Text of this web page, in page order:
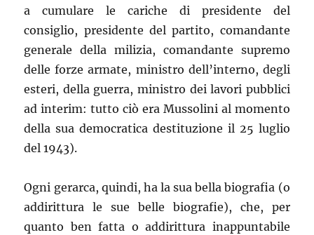
a cumulare le cariche di presidente del
consiglio, presidente del partito, comandante
generale della milizia, comandante supremo
delle forze armate, ministro dell’interno, degli
esteri, della guerra, ministro dei lavori pubblici
ad interim: tutto ciò era Mussolini al momento
della sua democratica destituzione il 25 luglio
del 1943).
Ogni gerarca, quindi, ha la sua bella biografia (o
addirittura le sue belle biografie), che, per
quanto ben fatta o addirittura inappuntabile